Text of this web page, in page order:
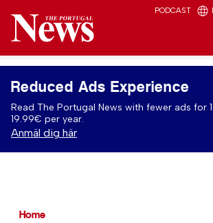
PODCAST
Reduced Ads Experience
Read The Portugal News with fewer ads for
19.99€ per year.
Anmäl dig här
Home